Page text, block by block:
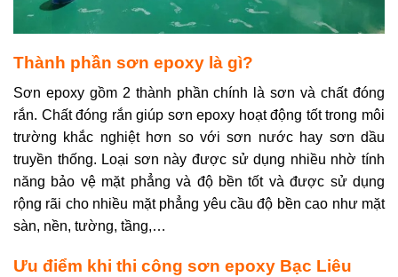
Thành phần sơn epoxy là gì?
Sơn epoxy gồm 2 thành phần chính là sơn và chất đóng
rắn. Chất đóng rắn giúp sơn epoxy hoạt động tốt trong môi
trường khắc nghiệt hơn so với sơn nước hay sơn dầu
truyền thống. Loại sơn này được sử dụng nhiều nhờ tính
năng bảo vệ mặt phẳng và độ bền tốt và được sử dụng
rộng rãi cho nhiều mặt phẳng yêu cầu độ bền cao như mặt
sàn, nền, tường, tầng,…
Ưu điểm khi thi công sơn epoxy Bạc Liêu